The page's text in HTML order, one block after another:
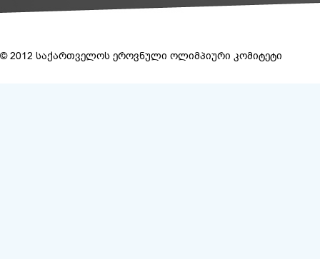
© 2012 საქართველოს ეროვნული ოლიმპიური კომიტეტი